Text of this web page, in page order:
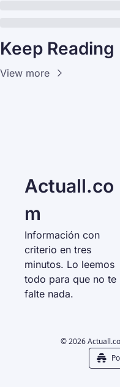
Keep Reading
View more
Actuall.co
m
Información con
criterio en tres
minutos. Lo leemos
todo para que no te
falte nada.
© 2026